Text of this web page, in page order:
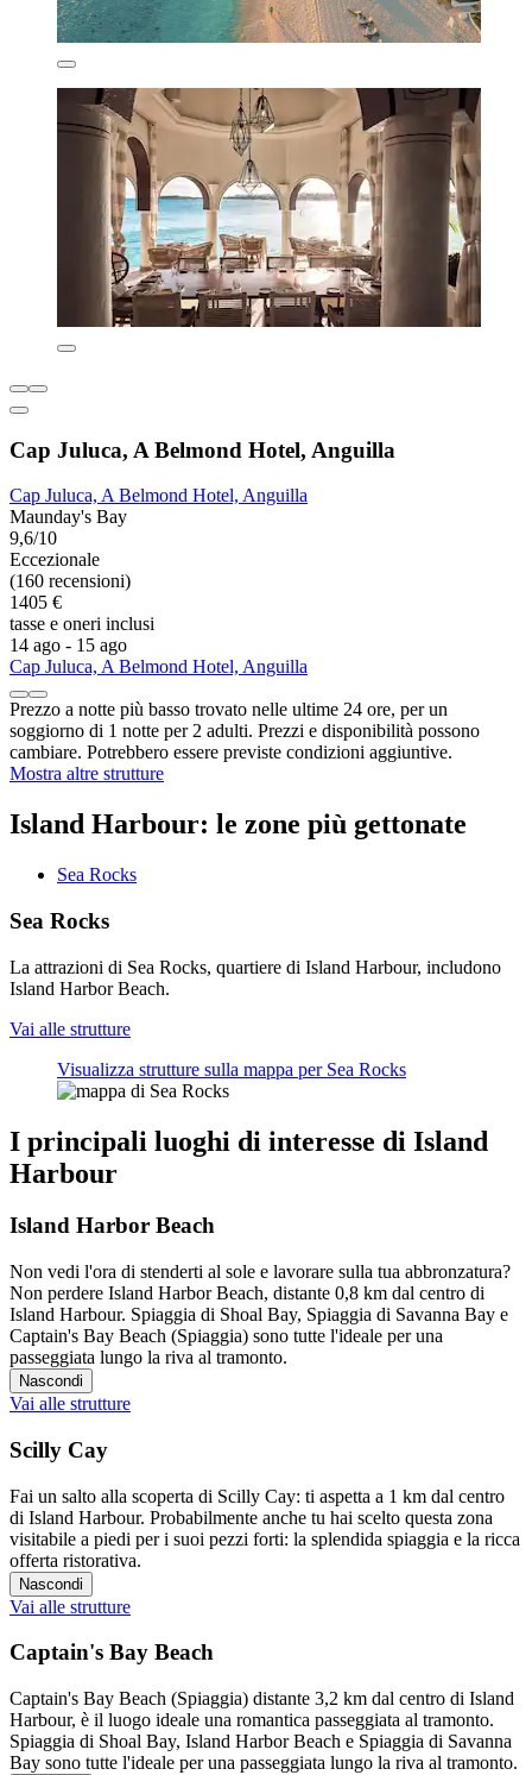
Cap Juluca, A Belmond Hotel, Anguilla
Cap Juluca, A Belmond Hotel, Anguilla
Maunday's Bay
9,6/10
Eccezionale
(160 recensioni)
1405 €
tasse e oneri inclusi
14 ago - 15 ago
Cap Juluca, A Belmond Hotel, Anguilla
Prezzo a notte più basso trovato nelle ultime 24 ore, per un
soggiorno di 1 notte per 2 adulti. Prezzi e disponibilità possono
cambiare. Potrebbero essere previste condizioni aggiuntive.
Mostra altre strutture
Island Harbour: le zone più gettonate
Sea Rocks
Sea Rocks
La attrazioni di Sea Rocks, quartiere di Island Harbour, includono
Island Harbor Beach.
Vai alle strutture
Visualizza strutture sulla mappa per Sea Rocks
I principali luoghi di interesse di Island
Harbour
Island Harbor Beach
Non vedi l'ora di stenderti al sole e lavorare sulla tua abbronzatura?
Non perdere Island Harbor Beach, distante 0,8 km dal centro di
Island Harbour. Spiaggia di Shoal Bay, Spiaggia di Savanna Bay e
Captain's Bay Beach (Spiaggia) sono tutte l'ideale per una
passeggiata lungo la riva al tramonto.
Nascondi
Vai alle strutture
Scilly Cay
Fai un salto alla scoperta di Scilly Cay: ti aspetta a 1 km dal centro
di Island Harbour. Probabilmente anche tu hai scelto questa zona
visitabile a piedi per i suoi pezzi forti: la splendida spiaggia e la ricca
offerta ristorativa.
Nascondi
Vai alle strutture
Captain's Bay Beach
Captain's Bay Beach (Spiaggia) distante 3,2 km dal centro di Island
Harbour, è il luogo ideale una romantica passeggiata al tramonto.
Spiaggia di Shoal Bay, Island Harbor Beach e Spiaggia di Savanna
Bay sono tutte l'ideale per una passeggiata lungo la riva al tramonto.